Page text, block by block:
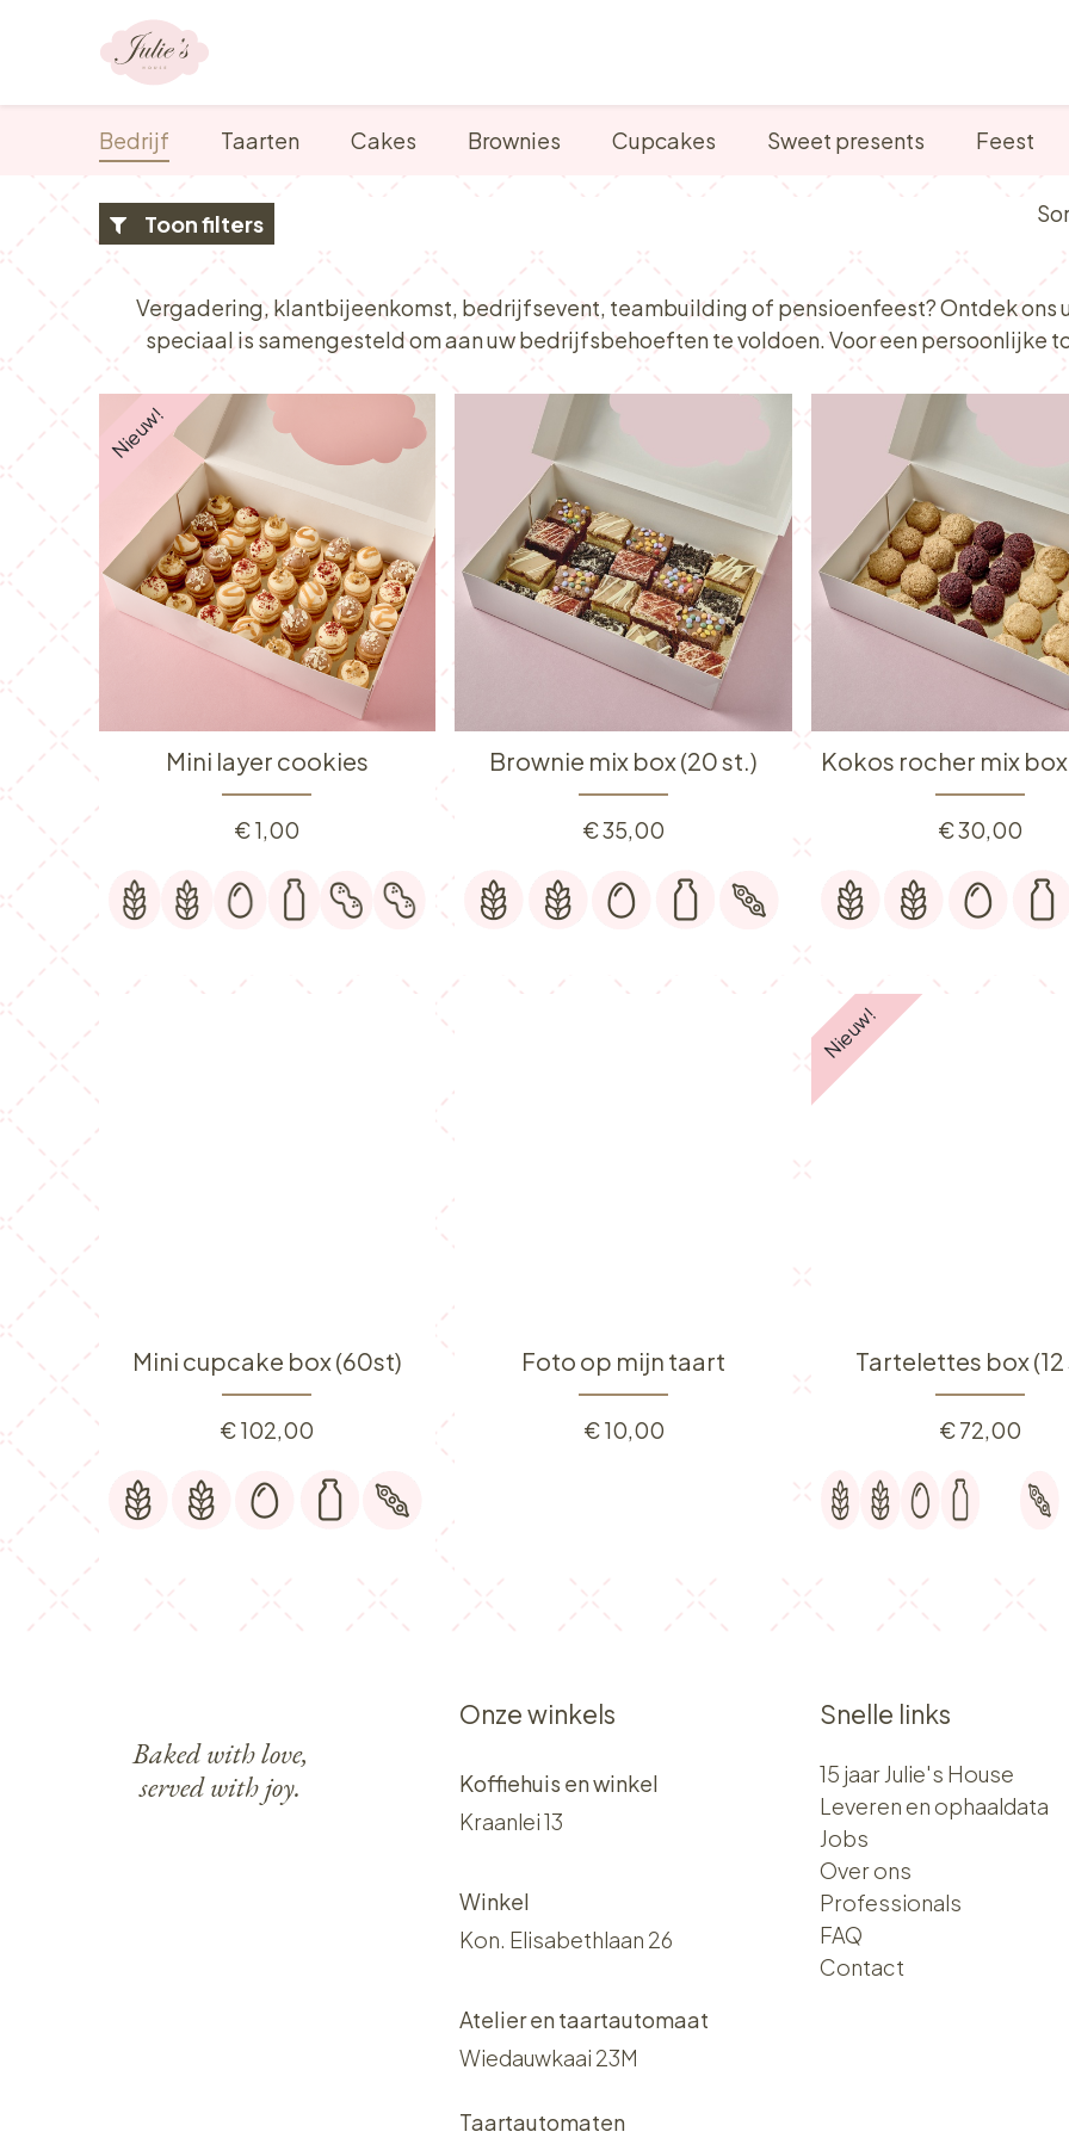
Overslaan naar inhoud
Bedrijf Taarten Cakes Brownies Cupcakes Sweet presents Feest
Toon filters
Vergadering, klantbijeenkomst, bedrijfsevent, teambuilding of pensioenfeest? Ontdek
speciaal is samengesteld om aan uw bedrijfsbehoeften te voldoen. Voor een persoonlijke
Nieuw!
Mini layer cookies
€1,00
Brownie mix box (20 st.)
€35,00 €30,00
Mini cupcake box (60st)
€102,00
Foto op mijn taart
€10,00
Nieuw!
Tartelettes box (12
€72,00
Baked with love,
served with joy.
Onze winkels
Koffiehuis en winkel
Kraanlei 13
Winkel
Kon. Elisabethlaan 26
Atelier en taartautomaat
Wiedauwkaai 23M
Taartautomaten
Snelle links
15 jaar Julie's House
Leveren en ophaaldata
Jobs
Over ons​​
Professionals
FAQ
Contact